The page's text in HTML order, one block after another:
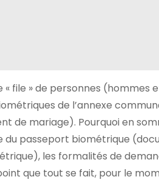
« file » de personnes (hommes
de l’annexe
de mariage). Pourquoi en
du passeport biométrique
les formalités de
que tout se fait, pour le